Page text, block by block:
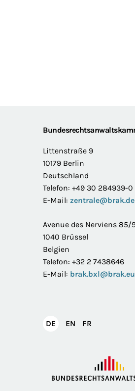
Footer
Littenstraße 9
10179 Berlin
Deutschland
Telefon: +49 30 284939-0
E-Mail: zentrale@brak.de
Avenue des Nerviens 85/
1040 Brüssel
Belgien
Telefon: +32 2 7438646
E-Mail: brak.bxl@brak.eu
DEDeutsch
EN English
FR